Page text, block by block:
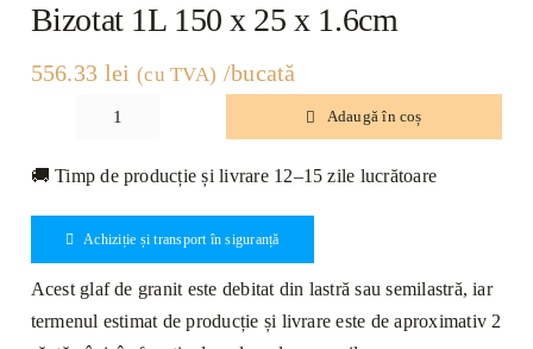
Bizotat 1L 150 x 25 x 1.6cm
556.33 lei (cu TVA) /bucată
Cantitate
Granit
Marina
Blue
Lustruit
Adaugă în coș
🚚 Timp de producție și livrare 12–15 zile lucrătoare
Achiziție și transport în siguranță
Acest glaf de granit este debitat din lastră sau semilastră, iar
termenul estimat de producție și livrare este de aproximativ 2